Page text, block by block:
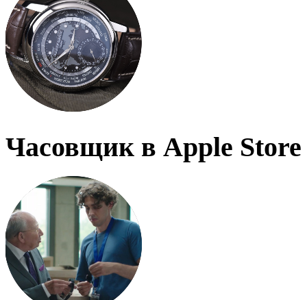
Часовщик в Apple Store